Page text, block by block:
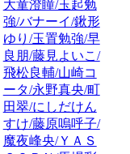
大童澄瞳/玉起勉
強/バナーイ/鍬形
ゆり/玉置勉強/早
良朋/藤見よいこ/
飛松良輔/山崎コ
ータ/永野真央/町
田翠/にしだけん
すけ/藤原嗚呼子/
魔夜峰央/ＹＡＳ